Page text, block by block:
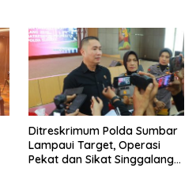
Ditreskrimum Polda Sumbar
Lampaui Target, Operasi
Pekat dan Sikat Singgalang